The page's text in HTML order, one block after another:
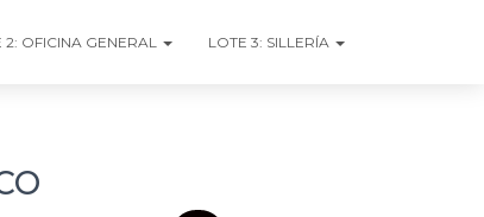
2: OFICINA GENERAL LOTE 3: SILLERÍA